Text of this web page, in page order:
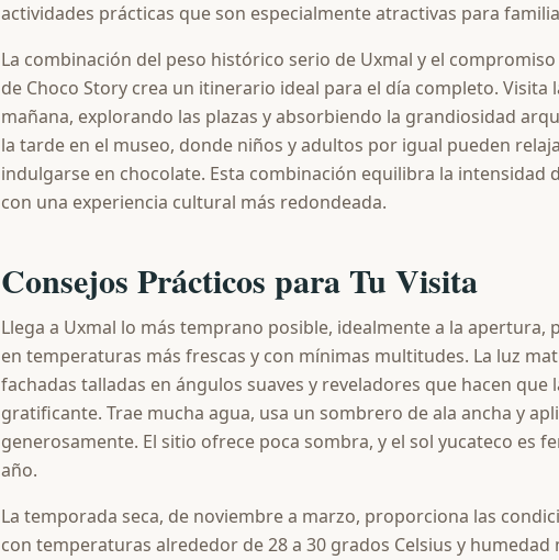
actividades prácticas que son especialmente atractivas para
La combinación del peso histórico serio de Uxmal y el
de Choco Story crea un itinerario ideal para el día completo. Visita
mañana, explorando las plazas y absorbiendo la grandiosidad
la tarde en el museo, donde niños y adultos por igual pueden
indulgarse en chocolate. Esta combinación equilibra la intensidad
con una experiencia cultural más redondeada.
Consejos Prácticos para Tu Visita
Llega a Uxmal lo más temprano posible, idealmente a la apertura,
en temperaturas más frescas y con mínimas multitudes. La luz
fachadas talladas en ángulos suaves y reveladores que hacen que
gratificante. Trae mucha agua, usa un sombrero de ala ancha y
generosamente. El sitio ofrece poca sombra, y el sol yucateco es
año.
La temporada seca, de noviembre a marzo, proporciona las
con temperaturas alrededor de 28 a 30 grados Celsius y humedad